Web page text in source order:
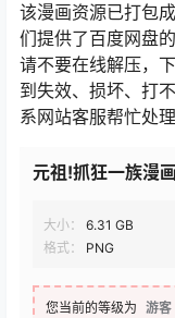
该漫画资源已打包
们提供了百度网盘
请不要在线解压，
到失效、损坏、打
系网站客服帮忙处理
元祖!抓狂一族漫
大小：
6.31 GB
格式：
PNG
您当前的等级为 游客